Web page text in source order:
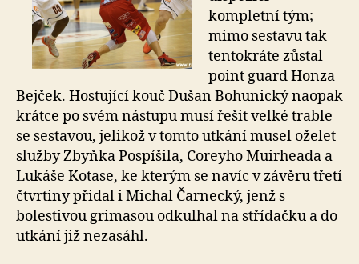
kompletní tým;
mimo sestavu tak
tentokráte zůstal
point guard Honza
Bejček. Hostující kouč Dušan Bohunický naopak
krátce po svém nástupu musí řešit velké trable
se sestavou, jelikož v tomto utkání musel oželet
služby Zbyňka Pospíšila, Coreyho Muirheada a
Lukáše Kotase, ke kterým se navíc v závěru třetí
čtvrtiny přidal i Michal Čarnecký, jenž s
bolestivou grimasou odkulhal na střídačku a do
utkání již nezasáhl.